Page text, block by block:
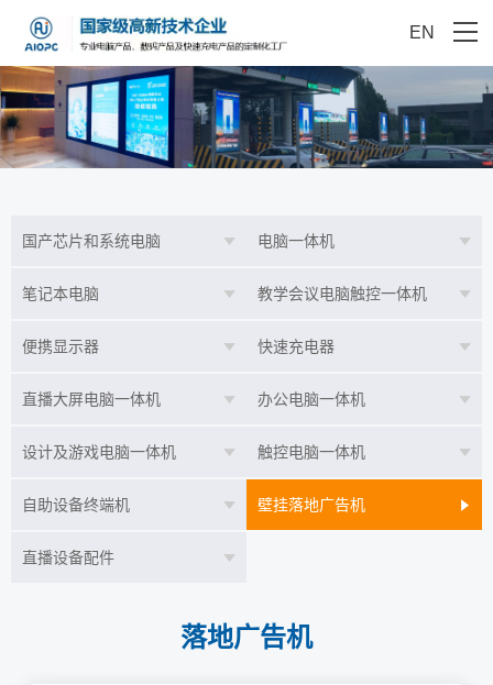
EN
国产芯片和系统电脑 电脑一体机
笔记本电脑 教学会议电脑触控一体机
便携显示器 快速充电器
直播大屏电脑一体机 办公电脑一体机
设计及游戏电脑一体机 触控电脑一体机
自助设备终端机 壁挂落地广告机
直播设备配件
落地广告机